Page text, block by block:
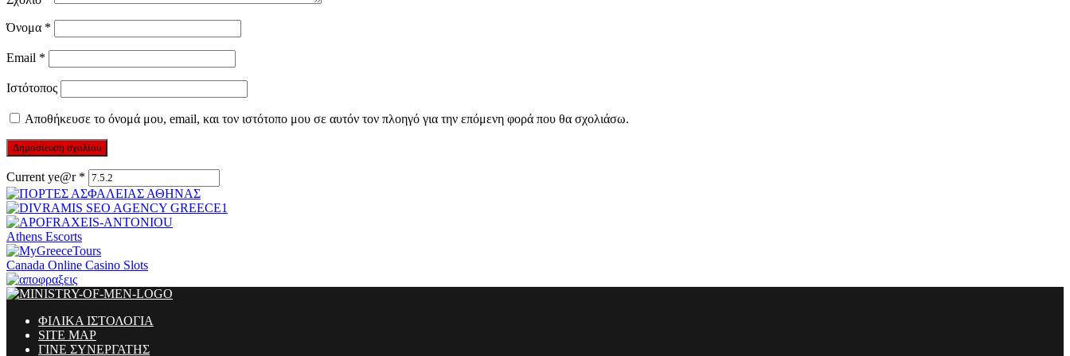
Όνομα *
Email *
Ιστότοπος
Αποθήκευσε το όνομά μου, email, και τον ιστότοπο μου σε αυτόν τον πλοηγό για την επόμενη φορά που θα σχολιάσω.
Current ye@r *
Athens Escorts
Canada Online Casino Slots
ΦΙΛΙΚΑ ΙΣΤΟΛΟΓΙΑ
SITE MAP
ΓΙΝΕ ΣΥΝΕΡΓΑΤΗΣ